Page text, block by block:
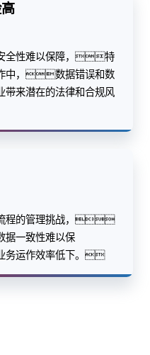
全性难以保障，特
中，数据错误和数
来潜在的法律和合规风
流程的管理挑战，
一致性难以保
运作效率低下。